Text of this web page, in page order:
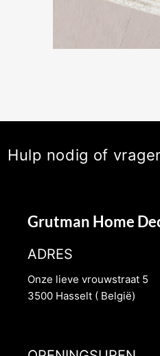
Hulp nodig of
Grutman Home
ADRES
Onze lieve vrouwstraat 5
3500 Hasselt ( België)